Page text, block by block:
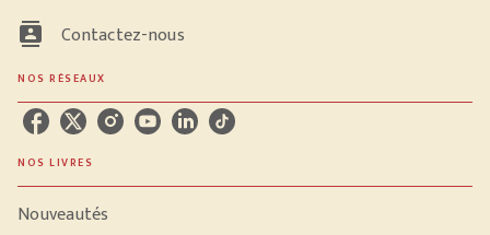
contacts Contactez-nous
NOS RÉSEAUX
NOS LIVRES
Nouveautés